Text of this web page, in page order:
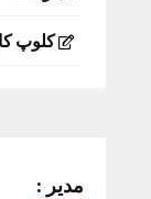
کلوپ
مدیر :